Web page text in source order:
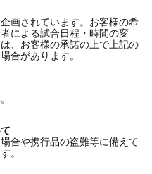
画されています。お客様の希
による試合日程・時間の変
、お客様の承諾の上で上記の
合があります。
合や携行品の盗難等に備えて
。